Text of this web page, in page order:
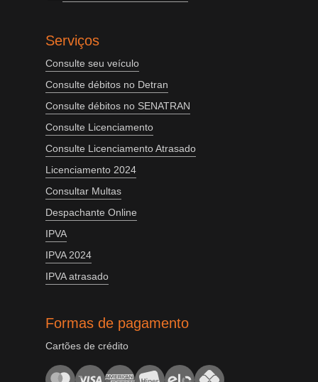
Serviços
Consulte seu veículo
Consulte débitos no Detran
Consulte débitos no SENATRAN
Consulte Licenciamento
Consulte Licenciamento Atrasado
Licenciamento 2024
Consultar Multas
Despachante Online
IPVA
IPVA 2024
IPVA atrasado
Formas de pagamento
Cartões de crédito